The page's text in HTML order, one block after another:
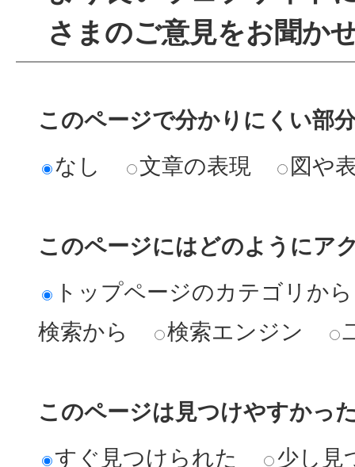
さまのご意見をお聞か
このページで分かりにくい部
なし
文章の表現 図や
このページにはどのようにア
トップページのカテゴリから
検索から
検索エンジン
このページは見つけやすかっ
すぐ見つけられた
少し見